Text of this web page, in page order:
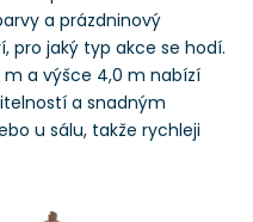
a prázdninový
pro jaký typ akce se hodí.
a výšce 4,0 m nabízí
a snadným
u sálu, takže rychleji